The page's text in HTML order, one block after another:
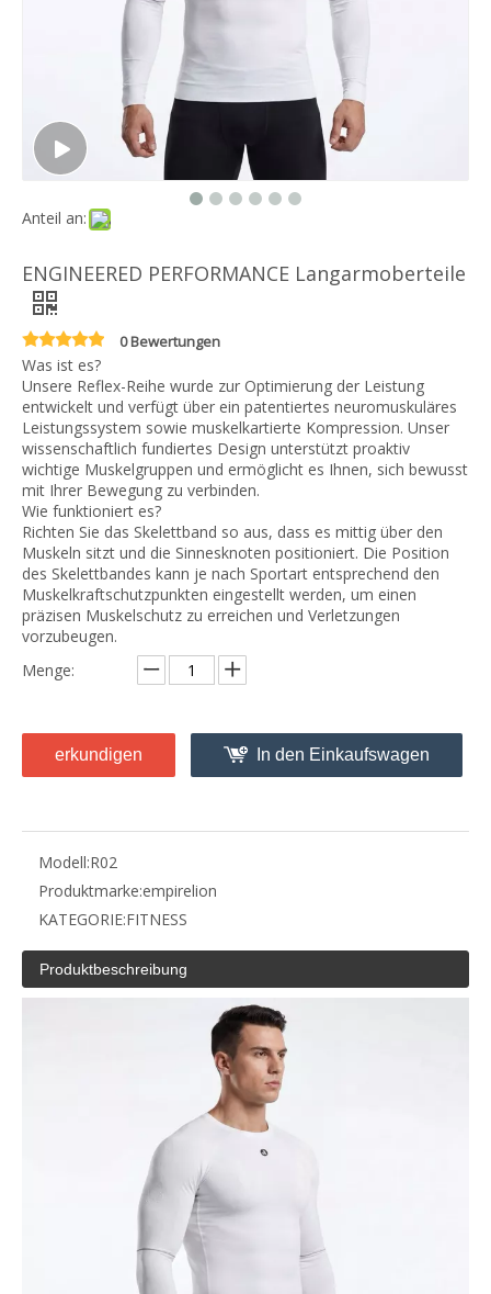
Anteil an:
ENGINEERED PERFORMANCE Langarmoberteile
0 Bewertungen
Was ist es?
Unsere Reflex-Reihe wurde zur Optimierung der Leistung
entwickelt und verfügt über ein patentiertes neuromuskuläres
Leistungssystem sowie muskelkartierte Kompression. Unser
wissenschaftlich fundiertes Design unterstützt proaktiv
wichtige Muskelgruppen und ermöglicht es Ihnen, sich bewusst
mit Ihrer Bewegung zu verbinden.
Wie funktioniert es?
Richten Sie das Skelettband so aus, dass es mittig über den
Muskeln sitzt und die Sinnesknoten positioniert. Die Position
des Skelettbandes kann je nach Sportart entsprechend den
Muskelkraftschutzpunkten eingestellt werden, um einen
präzisen Muskelschutz zu erreichen und Verletzungen
vorzubeugen.
Menge:
erkundigen In den Einkaufswagen
Modell:R02
Produktmarke:empirelion
KATEGORIE:FITNESS
Produktbeschreibung